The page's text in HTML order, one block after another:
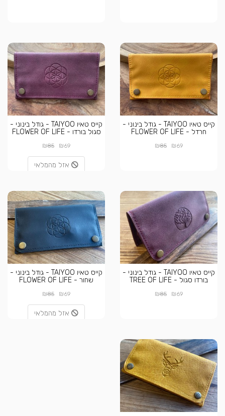
קייס טאיו TAIYOO - גודל בינוני -
חרדל - FLOWER OF LIFE
₪69
₪85
קייס טאיו TAIYOO - גודל בינוני -
סגול בורדו - FLOWER OF LIFE
₪69
₪85
אזל מהמלאי
קייס טאיו TAIYOO - גודל בינוני -
בורדו סגול - TREE OF LIFE
₪69
₪85
קייס טאיו TAIYOO - גודל בינוני -
שחור - FLOWER OF LIFE
₪69
₪85
אזל מהמלאי